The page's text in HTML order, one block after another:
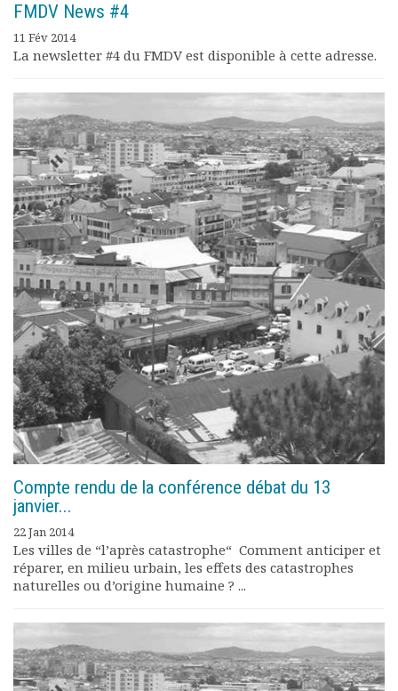
FMDV News #4
11 Fév 2014
La newsletter #4 du FMDV est disponible à cette adresse.
Compte rendu de la conférence débat du 13
janvier...
22 Jan 2014
Les villes de “l’après catastrophe“ Comment anticiper et
réparer, en milieu urbain, les effets des catastrophes
naturelles ou d’origine humaine ? ...